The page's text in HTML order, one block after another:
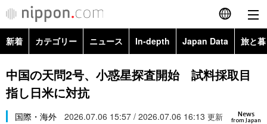
English
简体字
カテゴリー
新着 カテゴリー ニュース In-depth Japan Data 旅と
政治・外交
経済・ビジネス
Topics
中国の天問2号、小惑星探査開始 試料採取目
指し日米に対抗
News
from Japan
国際・海外 2026.07.06 15:57 / 2026.07.06 16:13 更新